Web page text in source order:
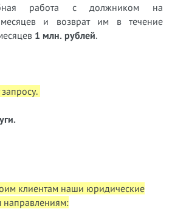
работа с должником на
и возврат им в течение
1 млн. рублей.
клиентам наши юридические
направлениям: